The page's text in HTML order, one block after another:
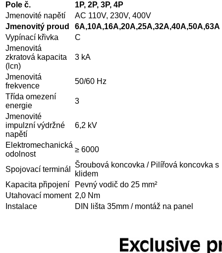
Pole č.
1P, 2P, 3P, 4P
Jmenovité napětí
AC 110V, 230V, 400V
Jmenovitý proud
6A,10A,16A,20A,25A,32A,40A,50A,63A
Vypínací křivka
C
Jmenovitá
zkratová kapacita
(lcn)
3 kA
Jmenovitá
frekvence
50/60 Hz
Třída omezení
energie
3
Jmenovité
impulzní výdržné
napětí
6,2 kV
Elektromechanická
odolnost
≥ 6000
Spojovací terminál
Šroubová koncovka / Pilířová koncovka s
klidem
Kapacita připojení
Pevný vodič do 25 mm²
Utahovací moment 2,0 Nm
Instalace
DIN lišta 35mm / montáž na panel